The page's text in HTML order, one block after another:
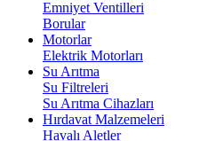
Emniyet Ventilleri
Borular
Motorlar
Elektrik Motorları
Su Arıtma
Su Filtreleri
Su Arıtma Cihazları
Hırdavat Malzemeleri
Havalı Aletler